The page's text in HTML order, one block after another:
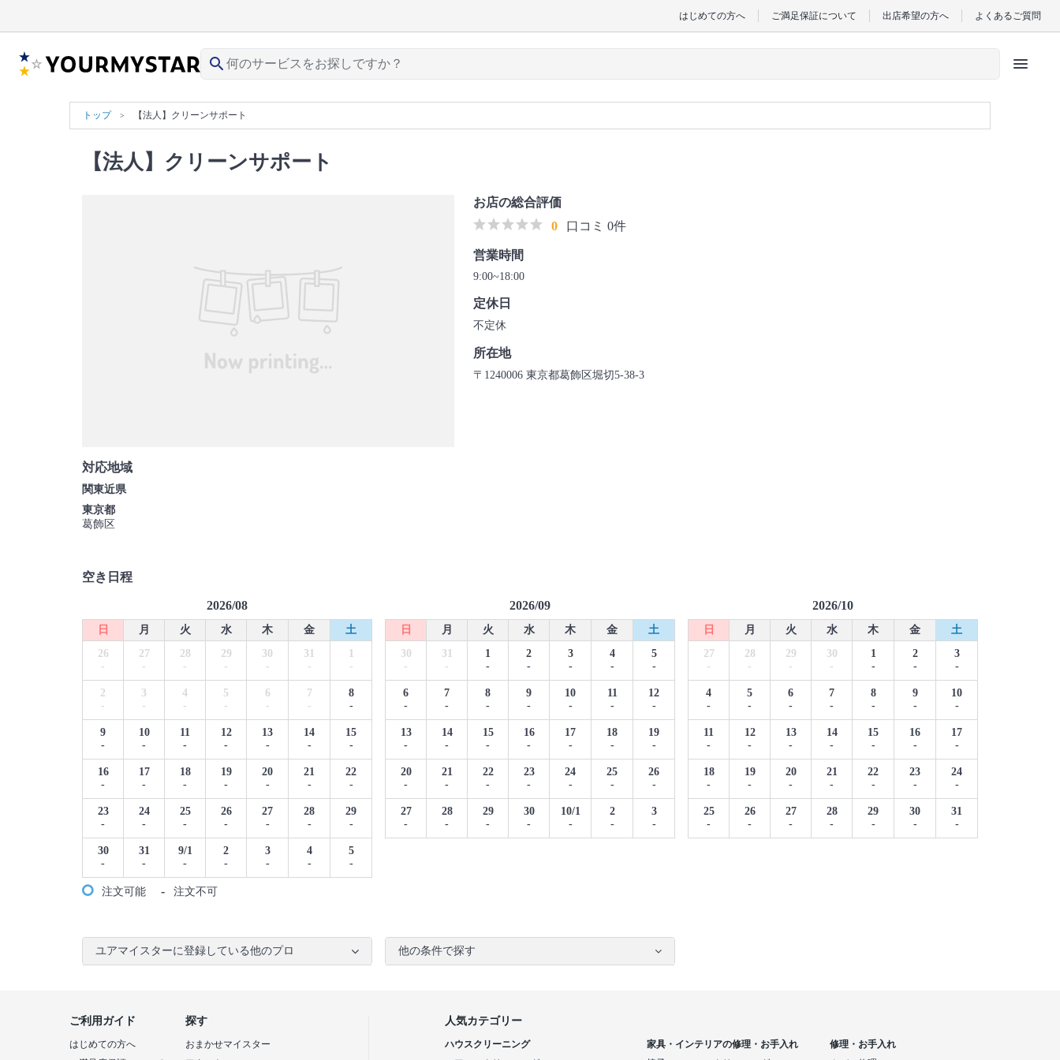
はじめての方へ ご満足保証について 出店希望の方へ よくあるご質問
search menu
トップ 【法人】クリーンサポート
【法人】クリーンサポート
お店の総合評価
0
口コミ 0件
営業時間
9:00~18:00
定休日
不定休
所在地
〒1240006 東京都葛飾区堀切5-38-3
対応地域
関東近県
東京都
葛飾区
空き日程
2026/08
日 月 火 水 木 金
土
26
-
27
-
28
-
29
-
30
-
31
-
1
-
2
-
3
-
4
-
5
-
6
-
7
-
8
-
9
-
10
-
11
-
12
-
13
-
14
-
15
-
16
-
17
-
18
-
19
-
20
-
21
-
22
-
23
-
24
-
25
-
26
-
27
-
28
-
29
-
30
-
31
-
9/1
-
2
-
3
-
4
-
5
-
2026/09
日 月 火 水 木 金
土
30
-
31
-
1
-
2
-
3
-
4
-
5
-
6
-
7
-
8
-
9
-
10
-
11
-
12
-
13
-
14
-
15
-
16
-
17
-
18
-
19
-
20
-
21
-
22
-
23
-
24
-
25
-
26
-
27
-
28
-
29
-
30
-
10/1
-
2
-
3
-
2026/10
日 月 火 水 木 金
土
27
-
28
-
29
-
30
-
1
-
2
-
3
-
4
-
5
-
6
-
7
-
8
-
9
-
10
-
11
-
12
-
13
-
14
-
15
-
16
-
17
-
18
-
19
-
20
-
21
-
22
-
23
-
24
-
25
-
26
-
27
-
28
-
29
-
30
-
31
-
注文可能 - 注文不可
ユアマイスターに登録している他のプロ 他の条件で探す
探す
おまかせマイスター
ご利用ガイド
はじめての方へ
人気カテゴリー
ハウスクリーニング
家具・インテリアの修理・お手入れ
修理・お手入れ